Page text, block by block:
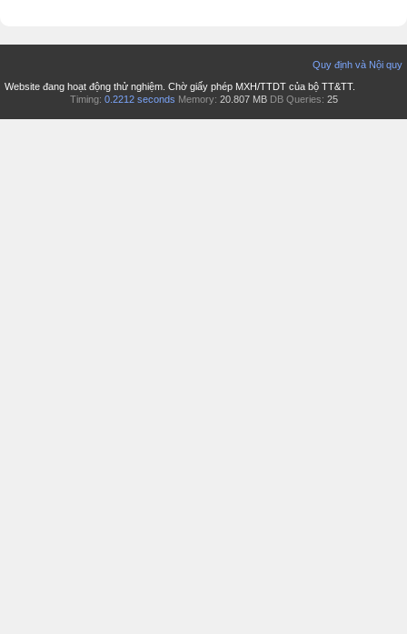
Quy định và Nội quy
Website đang hoạt động thử nghiệm. Chờ giấy phép MXH/TTDT của bộ TT&TT.
Timing: 0.2212 seconds Memory: 20.807 MB DB Queries: 25